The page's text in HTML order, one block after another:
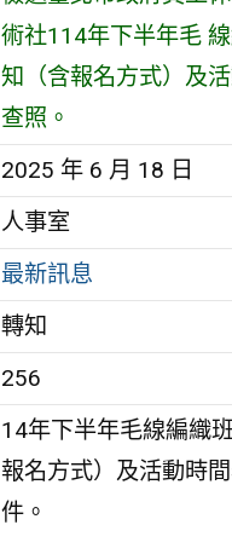
術社114年下半年毛
知（含報名方式）及
查照。
2025 年 6 月 18 日
人事室
最新訊息
轉知
256
14年下半年毛線編織
報名方式）及活動時
件。